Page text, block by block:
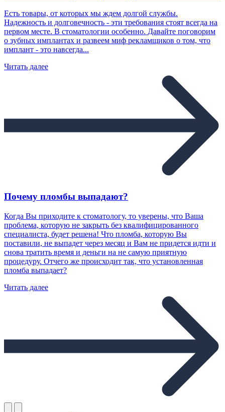
Есть товары, от которых мы ждем долгой службы.
Надежность и долговечность - эти требования стоят всегда на
первом месте. В стоматологии особенно. Давайте поговорим
о зубных имплантах и развеем миф рекламщиков о том, что
имплант - это навсегда...
Читать далее
Почему пломбы выпадают?
Когда Вы приходите к стоматологу, то уверены, что Ваша
проблема, которую не закрыть без квалифицированного
специалиста, будет решена! Что пломба, которую Вы
поставили, не выпадет через месяц и Вам не придется идти и
снова тратить время и деньги на не самую приятную
процедуру. Отчего же происходит так, что установленная
пломба выпадает?
Читать далее